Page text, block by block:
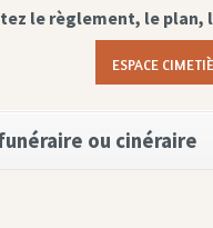
le règlement, le plan,
ESPACE
ou cinéraire